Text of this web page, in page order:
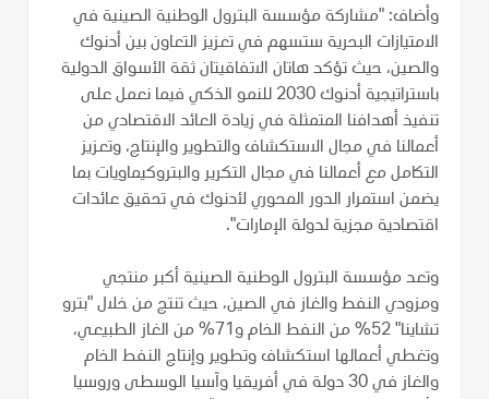
وأضاف: "مشاركة مؤسسة البترول الوطنية الصينية في
الامتيازات البحرية ستسهم في تعزيز التعاون بين أدنوك
والصين، حيث تؤكد هاتان الاتفاقيتان ثقة الأسواق الدولية
باستراتيجية أدنوك 2030 للنمو الذكي فيما نعمل على
تنفيذ أهدافنا المتمثلة في زيادة العائد الاقتصادي من
أعمالنا في مجال الاستكشاف والتطوير والإنتاج، وتعزيز
التكامل مع أعمالنا في مجال التكرير والبتروكيماويات بما
يضمن استمرار الدور المحوري لأدنوك في تحقيق عائدات
اقتصادية مجزية لدولة الإمارات".
وتعد مؤسسة البترول الوطنية الصينية أكبر منتجي
ومزودي النفط والغاز في الصين، حيث تنتج من خلال "بترو
تشاينا" 52% من النفط الخام و71% من الغاز الطبيعي،
وتغطي أعمالها استكشاف وتطوير وإنتاج النفط الخام
والغاز في 30 دولة في أفريقيا وآسيا الوسطى وروسيا